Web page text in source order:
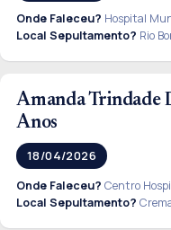
Onde Faleceu? Hospital
Local Sepultamento? Rio
Amanda Trindade
Anos
18/04/2026
Onde Faleceu? Centro
Local Sepultamento?